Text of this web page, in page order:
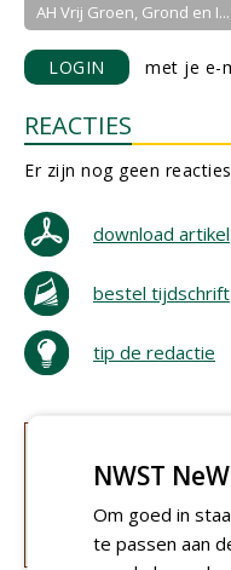
AH Vrij Groen, Grond en I...
LOGIN met je e-
REACTIES
Er zijn nog geen
download artikel
bestel tijdschrift
tip de redactie
NWST
Om goed in
te passen aan